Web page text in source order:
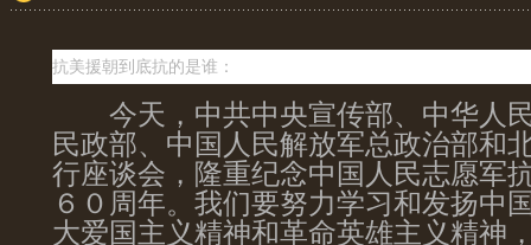
抗美援朝到底抗的是谁：
今天，中共中央宣传部、中华人
民政部、中国人民解放军总政治部和
行座谈会，隆重纪念中国人民志愿军
６０周年。我们要努力学习和发扬中
大爱国主义精神和革命英雄主义精神